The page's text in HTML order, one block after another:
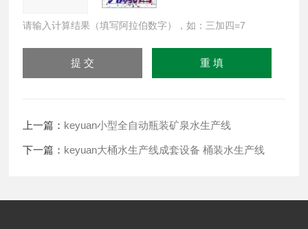
请输入计算结果（填写阿拉伯数字），如：三加四=7
上一篇： keyuan小型全自动瓶装矿泉水生产线
下一篇： keyuan大桶水生产线成套设备 桶装水生产线